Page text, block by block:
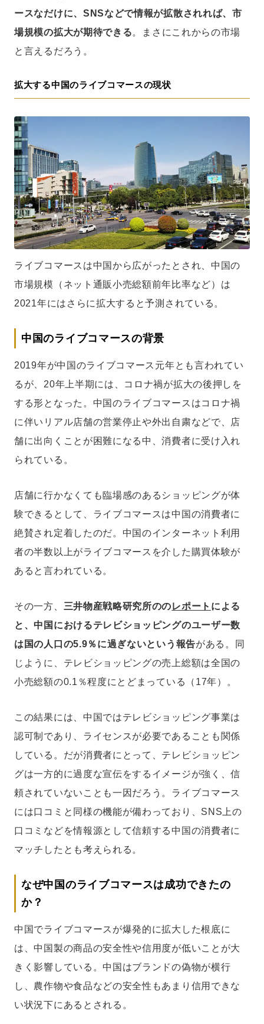
ースなだけに、SNSなどで情報が拡散されれば、市
場規模の拡大が期待できる。まさにこれからの市場
と言えるだろう。
拡大する中国のライブコマースの現状
ライブコマースは中国から広がったとされ、中国の
市場規模（ネット通販小売総額前年比率など）は
2021年にはさらに拡大すると予測されている。
中国のライブコマースの背景
2019年が中国のライブコマース元年とも言われてい
るが、20年上半期には、コロナ禍が拡大の後押しを
する形となった。中国のライブコマースはコロナ禍
に伴いリアル店舗の営業停止や外出自粛などで、店
舗に出向くことが困難になる中、消費者に受け入れ
られている。
店舗に行かなくても臨場感のあるショッピングが体
験できるとして、ライブコマースは中国の消費者に
絶賛され定着したのだ。中国のインターネット利用
者の半数以上がライブコマースを介した購買体験が
あると言われている。
その一方、 三井物産戦略研究所ののレポート による
と、中国におけるテレビショッピングのユーザー数
は国の人口の5.9％に過ぎないという報告がある。同
じように、テレビショッピングの売上総額は全国の
小売総額の0.1％程度にとどまっている（17年）。
この結果には、中国ではテレビショッピング事業は
認可制であり、ライセンスが必要であることも関係
している。だが消費者にとって、テレビショッピン
グは一方的に過度な宣伝をするイメージが強く、信
頼されていないことも一因だろう。ライブコマース
には口コミと同様の機能が備わっており、SNS上の
口コミなどを情報源として信頼する中国の消費者に
マッチしたとも考えられる。
なぜ中国のライブコマースは成功できたの
か？
中国でライブコマースが爆発的に拡大した根底に
は、中国製の商品の安全性や信用度が低いことが大
きく影響している。中国はブランドの偽物が横行
し、農作物や食品などの安全性もあまり信用できな
い状況下にあるとされる。